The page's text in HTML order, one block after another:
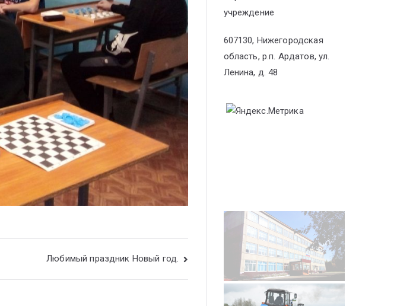
Любимый праздник Новый год.
учреждение
607130, Нижегородская
область, р.п. Ардатов, ул.
Ленина, д. 48